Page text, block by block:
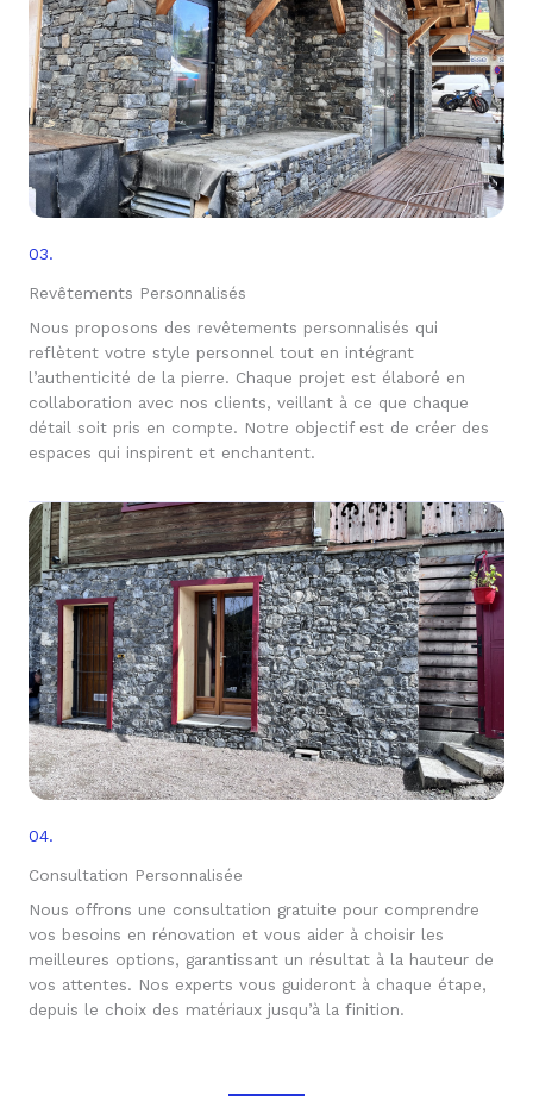
03.
Revêtements Personnalisés
Nous proposons des revêtements personnalisés qui
reflètent votre style personnel tout en intégrant
l’authenticité de la pierre. Chaque projet est élaboré en
collaboration avec nos clients, veillant à ce que chaque
détail soit pris en compte. Notre objectif est de créer des
espaces qui inspirent et enchantent.
04.
Consultation Personnalisée
Nous offrons une consultation gratuite pour comprendre
vos besoins en rénovation et vous aider à choisir les
meilleures options, garantissant un résultat à la hauteur de
vos attentes. Nos experts vous guideront à chaque étape,
depuis le choix des matériaux jusqu’à la finition.